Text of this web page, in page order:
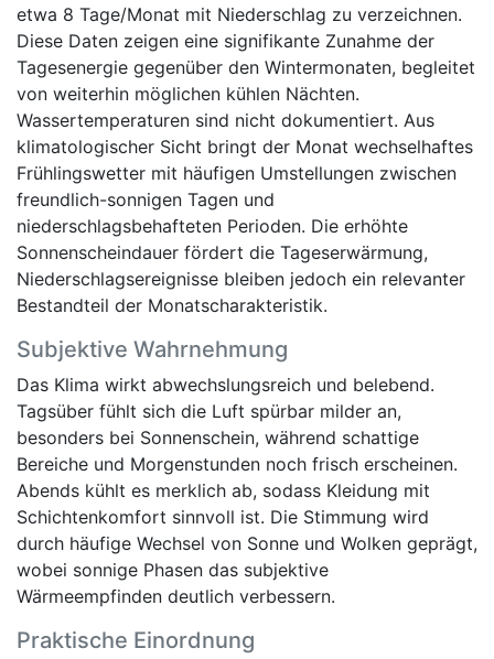
etwa 8 Tage/Monat mit Niederschlag zu verzeichnen.
Diese Daten zeigen eine signifikante Zunahme der
Tagesenergie gegenüber den Wintermonaten, begleitet
von weiterhin möglichen kühlen Nächten.
Wassertemperaturen sind nicht dokumentiert. Aus
klimatologischer Sicht bringt der Monat wechselhaftes
Frühlingswetter mit häufigen Umstellungen zwischen
freundlich-sonnigen Tagen und
niederschlagsbehafteten Perioden. Die erhöhte
Sonnenscheindauer fördert die Tageserwärmung,
Niederschlagsereignisse bleiben jedoch ein relevanter
Bestandteil der Monatscharakteristik.
Subjektive Wahrnehmung
Das Klima wirkt abwechslungsreich und belebend.
Tagsüber fühlt sich die Luft spürbar milder an,
besonders bei Sonnenschein, während schattige
Bereiche und Morgenstunden noch frisch erscheinen.
Abends kühlt es merklich ab, sodass Kleidung mit
Schichtenkomfort sinnvoll ist. Die Stimmung wird
durch häufige Wechsel von Sonne und Wolken geprägt,
wobei sonnige Phasen das subjektive
Wärmeempfinden deutlich verbessern.
Praktische Einordnung